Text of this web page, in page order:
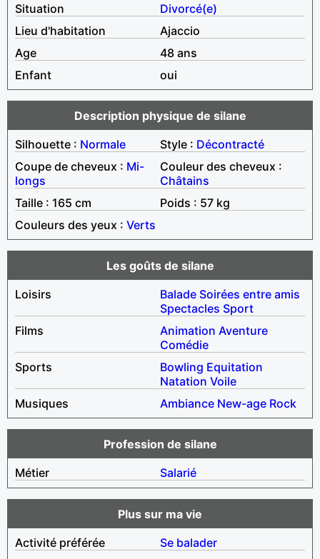
Situation
Divorcé(e)
Lieu d'habitation
Ajaccio
Age
48 ans
Enfant
oui
Description physique de silane
Silhouette : Normale Style : Décontracté
Coupe de cheveux : Mi-
longs
Couleur des cheveux :
Châtains
Taille : 165 cm
Poids : 57 kg
Couleurs des yeux : Verts
Les goûts de silane
Loisirs
Balade Soirées entre amis
Spectacles Sport
Films
Animation Aventure
Comédie
Sports
Bowling Equitation
Natation Voile
Musiques
Ambiance New-age Rock
Profession de silane
Métier
Salarié
Plus sur ma vie
Activité préférée
Se balader